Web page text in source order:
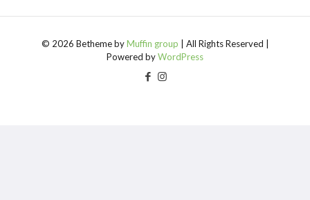
© 2026 Betheme byMuffin group | All Rights Reserved |
Powered byWordPress